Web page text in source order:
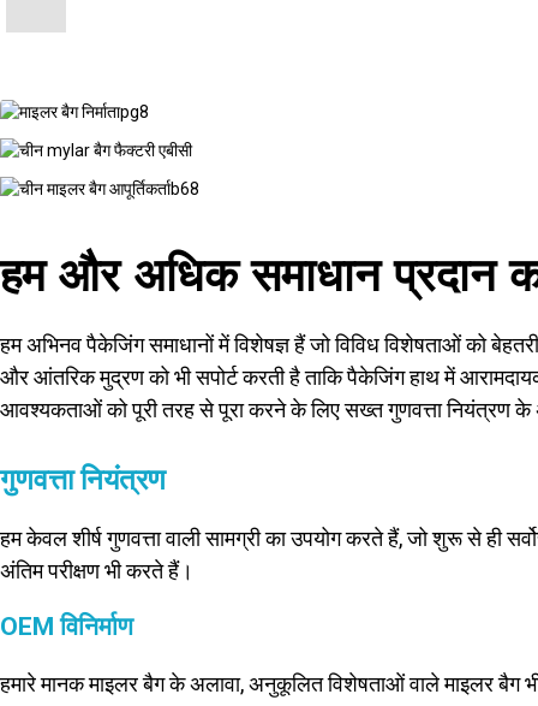
हम और अधिक समाधान प्रदान
हम अभिनव पैकेजिंग समाधानों में विशेषज्ञ हैं जो विविध विशेषताओं को
और आंतरिक मुद्रण को भी सपोर्ट करती है ताकि पैकेजिंग हाथ में
आवश्यकताओं को पूरी तरह से पूरा करने के लिए सख्त गुणवत्ता नियंत्रण
गुणवत्ता नियंत्रण
हम केवल शीर्ष गुणवत्ता वाली सामग्री का उपयोग करते हैं, जो शुरू से ही
अंतिम परीक्षण भी करते हैं।
OEM विनिर्माण
हमारे मानक माइलर बैग के अलावा, अनुकूलित विशेषताओं वाले माइलर